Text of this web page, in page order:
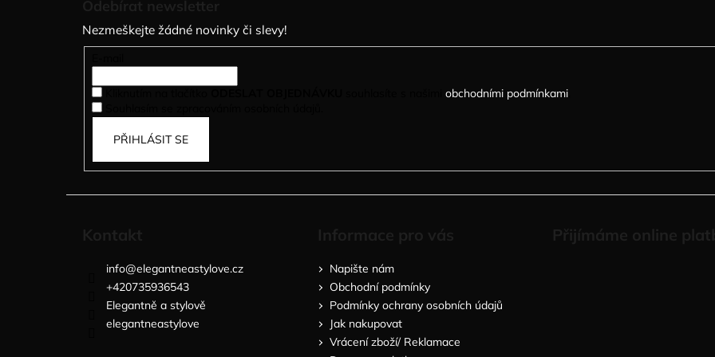
Nezmeškejte žádné novinky či slevy!
obchodními podmínkami.
PŘIHLÁSIT SE
info@elegantneastylove.cz
+420735936543
Elegantně a stylově
elegantneastylove
Napište nám
Obchodní podmínky
Podmínky ochrany osobních údajů
Jak nakupovat
Vrácení zboží/ Reklamace